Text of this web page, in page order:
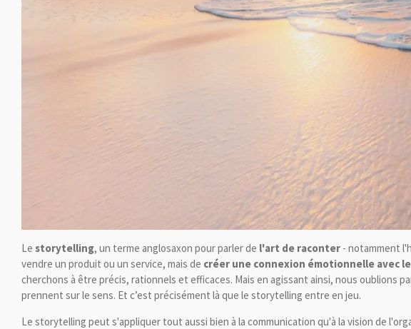
Le storytelling, un terme anglosaxon pour parler de l'art de raconter - notamment
vendre un produit ou un service, mais de créer une connexion émotionnelle avec
cherchons à être précis, rationnels et efficaces. Mais en agissant ainsi, nous
prennent sur le sens. Et c’est précisément là que le storytelling entre en jeu.
Le storytelling peut s'appliquer tout aussi bien à la communication qu'à la vision de